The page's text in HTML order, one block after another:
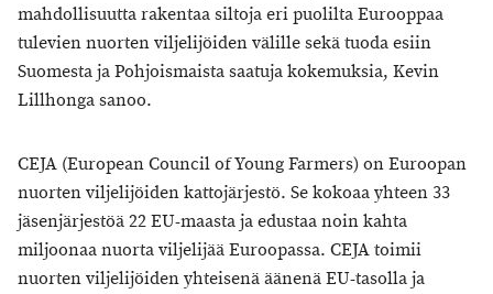
mahdollisuutta rakentaa siltoja eri puolilta Eurooppaa
tulevien nuorten viljelijöiden välille sekä tuoda esiin
Suomesta ja Pohjoismaista saatuja kokemuksia, Kevin
Lillhonga sanoo.
CEJA (European Council of Young Farmers) on Euroopan
nuorten viljelijöiden kattojärjestö. Se kokoaa yhteen 33
jäsenjärjestöä 22 EU-maasta ja edustaa noin kahta
miljoonaa nuorta viljelijää Euroopassa. CEJA toimii
nuorten viljelijöiden yhteisenä äänenä EU-tasolla ja